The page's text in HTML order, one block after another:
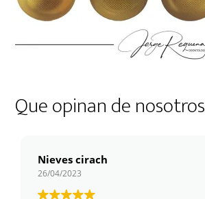
Que opinan de nosotros
Nieves cirach
26/04/2023